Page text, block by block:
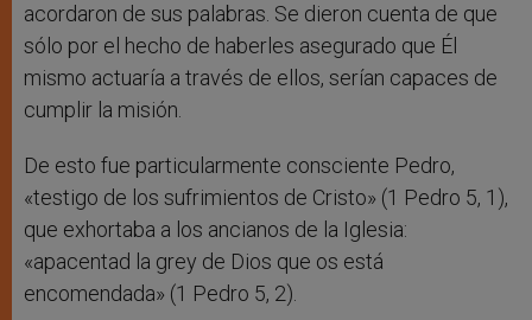
acordaron de sus palabras. Se dieron cuenta de que
sólo por el hecho de haberles asegurado que Él
mismo actuaría a través de ellos, serían capaces de
cumplir la misión.
De esto fue particularmente consciente Pedro,
«testigo de los sufrimientos de Cristo» (1 Pedro 5, 1),
que exhortaba a los ancianos de la Iglesia:
«apacentad la grey de Dios que os está
encomendada» (1 Pedro 5, 2).